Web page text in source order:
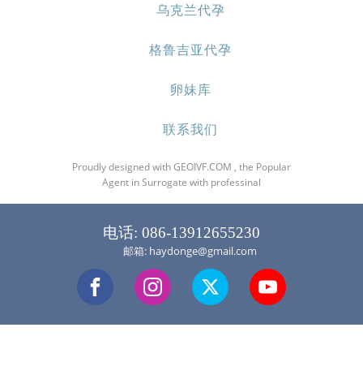
乌克兰代孕
格鲁吉亚代孕
卵妹库
联系我们
Proudly designed with GEOIVF.COM , the Popular
Agent in Surrogate with professinal
电话: 086-13912655230
邮箱: haydonge@gmail.com